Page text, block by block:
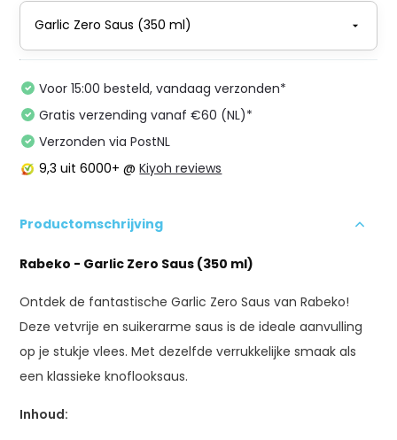
Voor 15:00 besteld, vandaag verzonden*
Gratis verzending vanaf €60 (NL)*
Verzonden via PostNL
9,3 uit 6000+ @Kiyoh reviews
Productomschrijving
Rabeko - Garlic Zero Saus (350 ml)
Ontdek de fantastische Garlic Zero Saus van Rabeko!
Deze vetvrije en suikerarme saus is de ideale aanvulling
op je stukje vlees. Met dezelfde verrukkelijke smaak als
een klassieke knoflooksaus.
Inhoud: